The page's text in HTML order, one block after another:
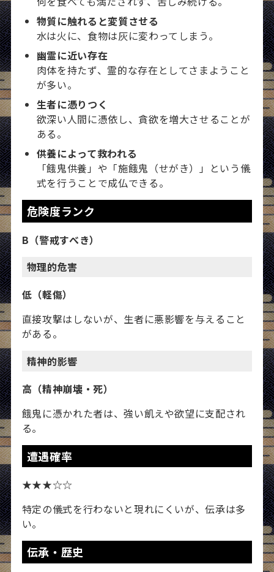
物質に触れると変質させる
水は火に、食物は灰に変わってしまう。
幽霊に近い存在
肉体を持たず、霊的な存在としてさまようこと
が多い。
生者に憑りつく
欲深い人間に憑依し、貪欲を増大させることが
ある。
供養によって救われる
「餓鬼供養」や「施餓鬼（せがき）」という儀
式を行うことで成仏できる。
危険度ランク
B（警戒すべき）
物理的危害
低（軽傷）
直接攻撃はしないが、生者に悪影響を与えること
がある。
精神的影響
高（精神崩壊・死）
餓鬼に憑かれた者は、強い飢えや欲望に支配され
る。
遭遇確率
★★★☆☆
特定の儀式を行わないと現れにくいが、伝承は多
い。
伝承・歴史